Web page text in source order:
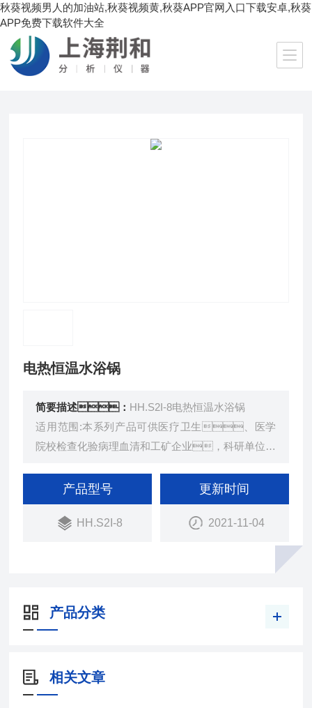
秋葵视频男人的加油站,秋葵视频黄,秋葵APP官网入口下载安卓,秋葵
APP免费下载软件大全
当前位置： 首页 /产品中心 / HH.S2I-8电热恒温水浴锅
电热恒温水浴锅
简要描述： HH.S2I-8电热恒温水浴锅
适用范围:本系列产品可供医疗卫生、医学
院校检查化验病理血清和工矿企业，科研单位作
产品型号
HH.S2I-8
更新时间
2021-11-04
产品分类
相关文章